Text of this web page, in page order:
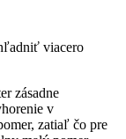
viacero
zásadne
v
zatiaľ čo pre